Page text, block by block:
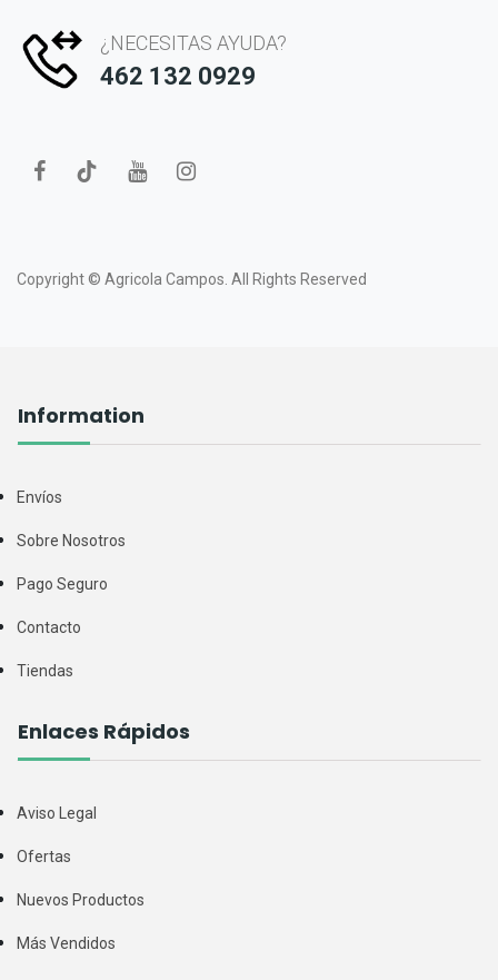
¿NECESITAS AYUDA?
462 132 0929
Copyright © Agricola Campos. All Rights Reserved
Information
Envíos
Sobre Nosotros
Pago Seguro
Contacto
Tiendas
Enlaces Rápidos
Aviso Legal
Ofertas
Nuevos Productos
Más Vendidos